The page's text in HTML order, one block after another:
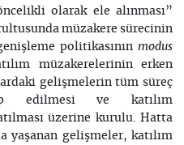
olarak ele alınması”
müzakere sürecinin
politikasınınmodus
müzakerelerinin erken
gelişmelerin tüm süreç
edilmesi ve katılım
üzerine kurulu. Hatta
yaşanan gelişmeler, katılım